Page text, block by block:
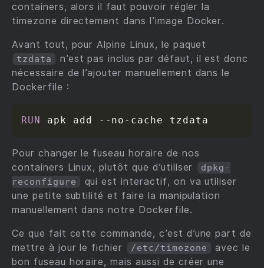
containers, alors il faut pouvoir régler la
timezone directement dans l’image Docker.
Avant tout, pour Alpine Linux, le paquet
tzdata
n’est pas inclus par défaut, il est donc
nécessaire de l’ajouter manuellement dans le
Dockerfile :
RUN apk add - - no -
Pour changer le fuseau horaire de nos
containers Linux, plutôt que d’utiliser
dpkg-
reconfigure
qui est interactif, on va utiliser
une petite subtilité et faire la manipulation
manuellement dans notre Dockerfile.
Ce que fait cette commande, c’est d’une part de
mettre à jour le fichier
/etc/timezone
avec le
bon fuseau horaire, mais aussi de créer une